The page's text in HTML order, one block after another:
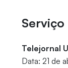
Serviço
Telejornal
Data: 21 de